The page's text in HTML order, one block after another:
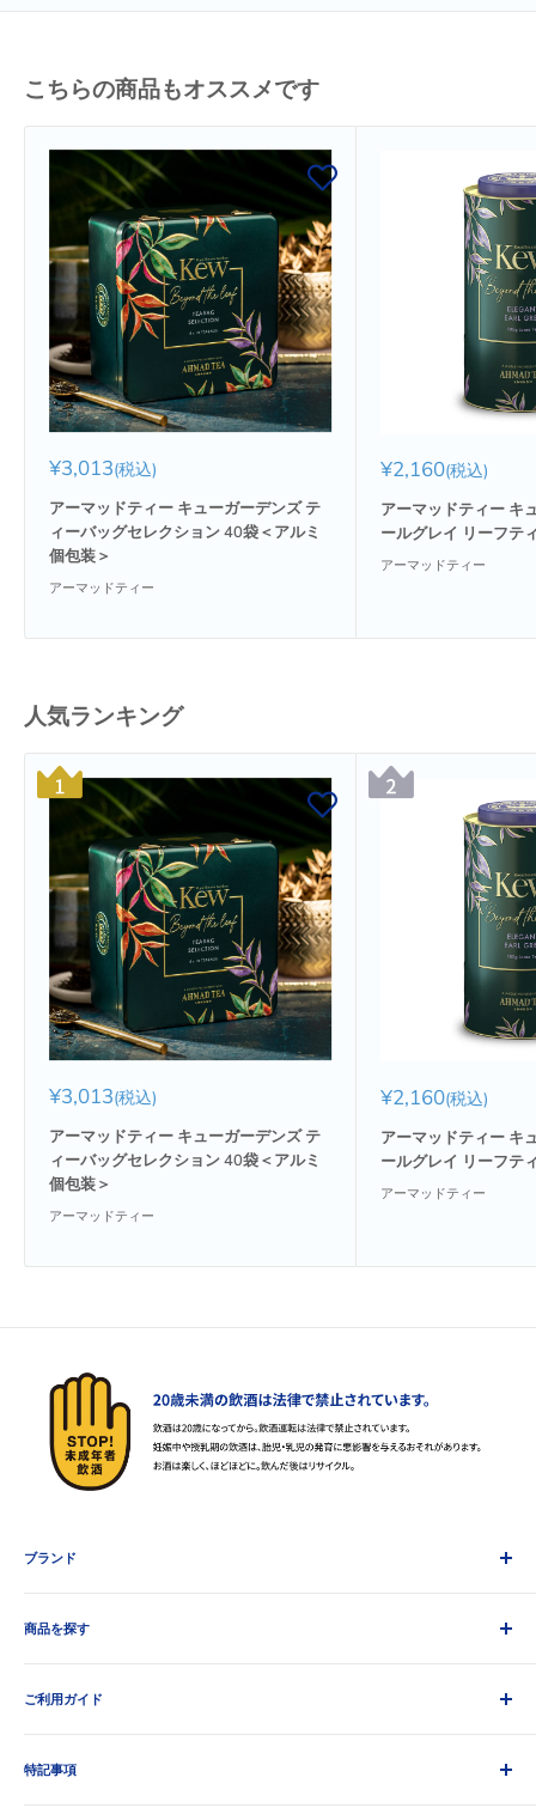
こちらの商品もオススメです
販
価
格
¥3,013(税込)
アーマッドティー キューガーデンズ テ
ィーバッグセレクション 40袋＜アルミ
個包装＞
アーマッドティー
販
価
格
¥2,160(税込)
アーマッドティー キ
ールグレイ リーフテ
アーマッドティー
人気ランキング
販
価
格
¥3,013(税込)
アーマッドティー キューガーデンズ テ
ィーバッグセレクション 40袋＜アルミ
個包装＞
アーマッドティー
販
価
格
¥2,160(税込)
アーマッドティー キ
ールグレイ リーフテ
アーマッドティー
ブランド
HAMPSTEAD TEAハムステッドティー
LATINO ラティーノ
LOMBARD ロンバード
商品を探す
紅茶・ココア
ワイン
ご利用ガイド
配送について
特記事項